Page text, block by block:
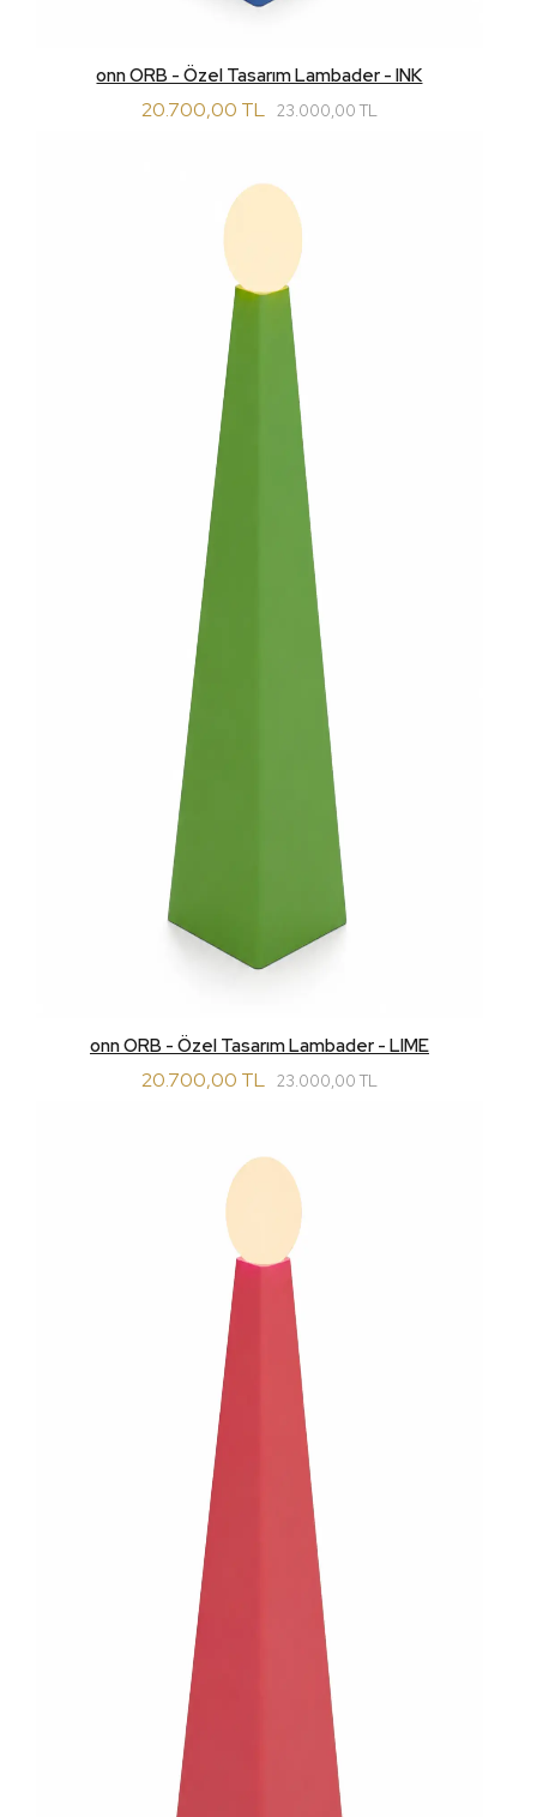
onn ORB - Özel Tasarım Lambader - INK
20.700,00 TL 23.000,00 TL
onn ORB - Özel Tasarım Lambader - LIME
20.700,00 TL 23.000,00 TL